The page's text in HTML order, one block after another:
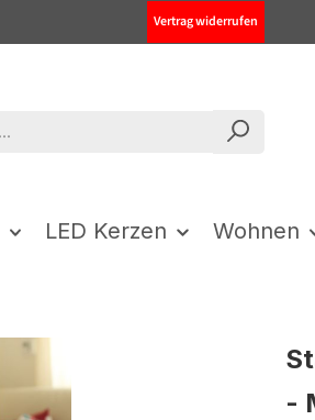
Vertrag widerrufen
LED Kerzen Wohnen
-